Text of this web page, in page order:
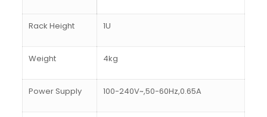
Rack Height 1U
Weight 4kg
Power Supply 100-240V~,50-60Hz,0.65A